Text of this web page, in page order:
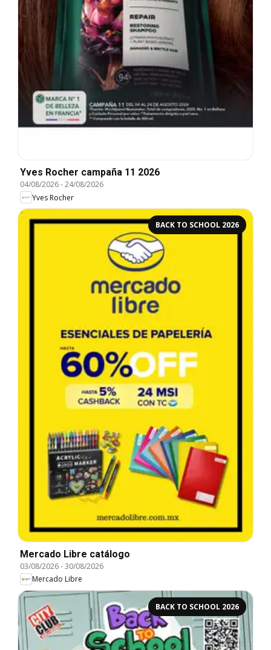
Yves Rocher campaña 11 2026
04/08/2026-24/08/2026
Yves Rocher
BACK TO SCHOOL 2026
Mercado Libre catálogo
03/08/2026-30/08/2026
Mercado Libre
BACK TO SCHOOL 2026